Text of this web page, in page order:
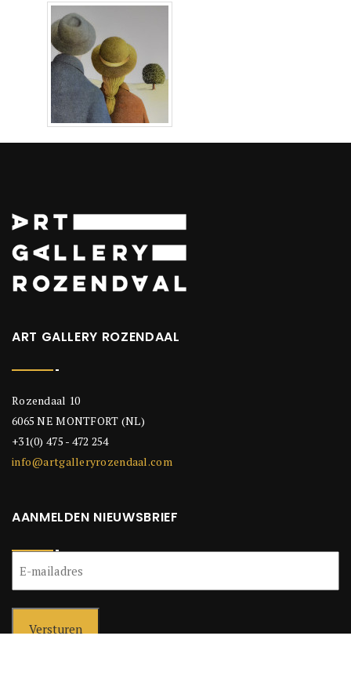
ART GALLERY ROZENDAAL
Rozendaal 10
6065 NE MONTFORT (NL)
+31(0) 475 - 472 254
info@artgalleryrozendaal.com
AANMELDEN NIEUWSBRIEF
mailadres
(Vereist)